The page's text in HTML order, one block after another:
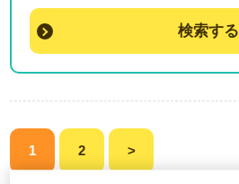
検索する
1 2 >